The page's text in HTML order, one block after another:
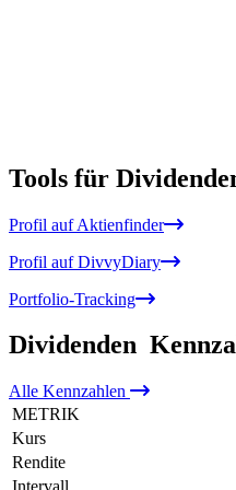
Tools für
Profil auf Aktienfinder
Profil auf DivvyDiary
Portfolio-Tracking
Dividenden
Alle Kennzahlen
METRIK
Kurs
Rendite